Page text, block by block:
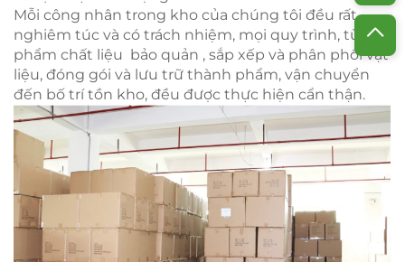
Mỗi công nhân trong kho của chúng tôi đều rất
nghiêm túc và có trách nhiệm, mọi quy trình, từ sản
phẩm chất liệu bảo quản , sắp xếp và phân phối vật
liệu, đóng gói và lưu trữ thành phẩm, vận chuyển
đến bố trí tồn kho, đều được thực hiện cẩn thận.